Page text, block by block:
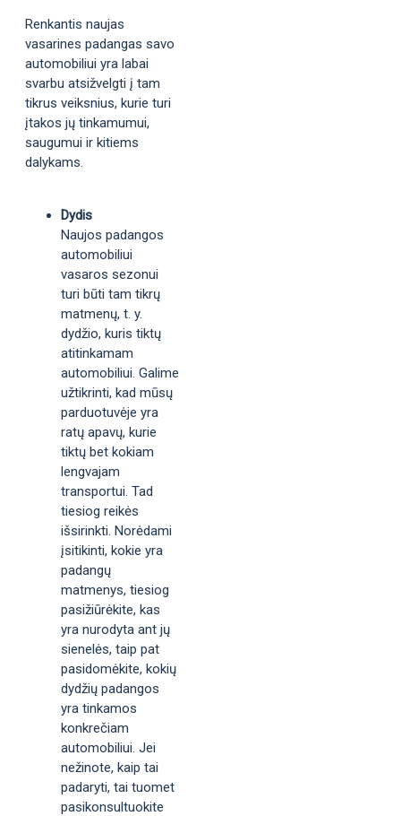
Renkantis naujas
vasarines padangas savo
automobiliui yra labai
svarbu atsižvelgti į tam
tikrus veiksnius, kurie turi
įtakos jų tinkamumui,
saugumui ir kitiems
dalykams.
Dydis
Naujos padangos
automobiliui
vasaros sezonui
turi būti tam tikrų
matmenų, t. y.
dydžio, kuris tiktų
atitinkamam
automobiliui. Galime
užtikrinti, kad mūsų
parduotuvėje yra
ratų apavų, kurie
tiktų bet kokiam
lengvajam
transportui. Tad
tiesiog reikės
išsirinkti. Norėdami
įsitikinti, kokie yra
padangų
matmenys, tiesiog
pasižiūrėkite, kas
yra nurodyta ant jų
sienelės, taip pat
pasidomėkite, kokių
dydžių padangos
yra tinkamos
konkrečiam
automobiliui. Jei
nežinote, kaip tai
padaryti, tai tuomet
pasikonsultuokite